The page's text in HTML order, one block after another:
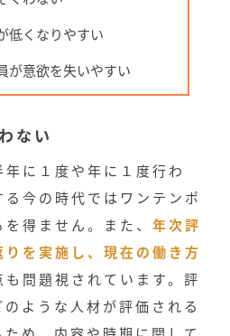
低くなりやすい
が意欲を失いやすい
ない
に１度や年に１度行わ
今の時代ではワンテンポ
得ません。また、 年次評
を実施し、現在の働き方
も問題視されています。評
ような人材が評価される